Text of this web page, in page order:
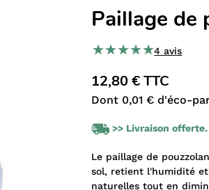
Paillage de
4 avis
12,80 € TTC
Dont 0,01 € d'éco-
>> Livraison offerte.
Le paillage de
sol, retient l'humidité et
naturelles tout en